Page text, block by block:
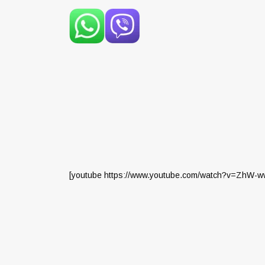
[youtube https://www.youtube.com/watch?v=ZhW-